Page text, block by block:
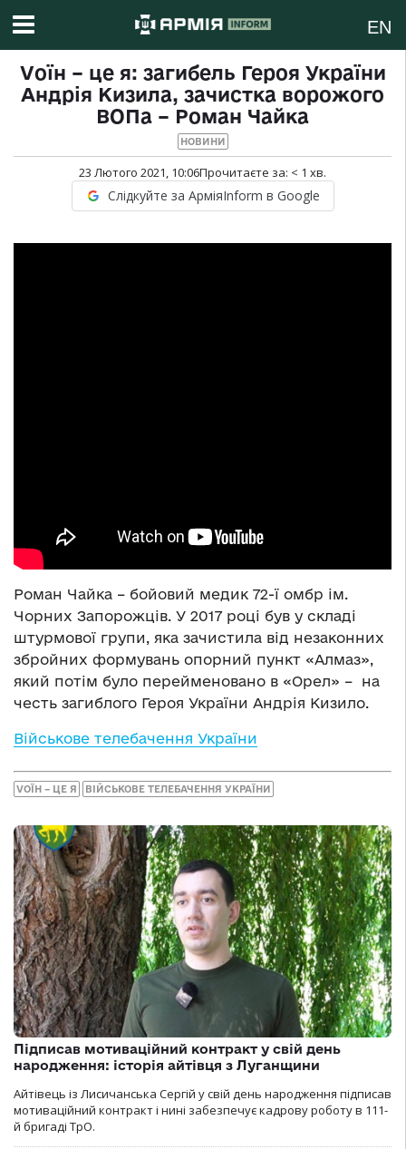
EN
Vоїн – це я: загибель Героя України
Андрія Кизила, зачистка ворожого
ВОПа – Роман Чайка
НОВИНИ
23 Лютого 2021, 10:06Прочитаєте за: < 1 хв.
Слідкуйте за АрміяInform в Google
Роман Чайка – бойовий медик 72-ї омбр ім.
Чорних Запорожців. У 2017 році був у складі
штурмової групи, яка зачистила від незаконних
збройних формувань опорний пункт «Алмаз»,
який потім було перейменовано в «Орел» – на
честь загиблого Героя України Андрія Кизило.
Військове телебачення України
VОЇН – ЦЕ Я ВІЙСЬКОВЕ ТЕЛЕБАЧЕННЯ УКРАЇНИ
Підписав мотиваційний контракт у свій день
народження: історія айтівця з Луганщини
Айтівець із Лисичанська Сергій у свій день народження підписав
мотиваційний контракт і нині забезпечує кадрову роботу в 111-
й бригаді ТрО.